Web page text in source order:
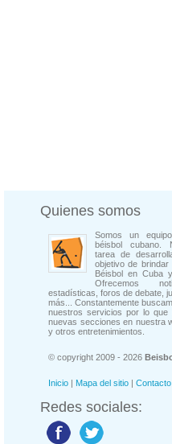
Quienes somos
Somos un
béisbol cubano.
tarea de
objetivo de
Béisbol en Cuba
Ofrecemos
estadísticas, foros de debate,
más... Constantemente
nuestros servicios por lo que
nuevas secciones en nuestra
y otros entretenimientos.
© copyright 2009 - 2026
Inicio | Mapa del sitio | Contacto
Redes sociales: